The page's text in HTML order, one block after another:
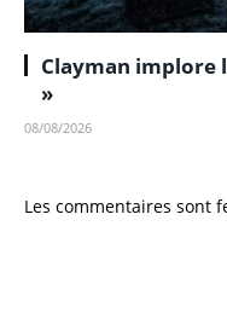
Clayman implore
»
08/08/2026
Les commentaires sont